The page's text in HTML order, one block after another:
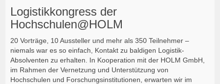
Logistikkongress der
Hochschulen@HOLM
20 Vorträge, 10 Aussteller und mehr als 350 Teilnehmer –
niemals war es so einfach, Kontakt zu baldigen Logistik-
Absolventen zu erhalten. In Kooperation mit der HOLM GmbH,
im Rahmen der Vernetzung und Unterstützung von
Hochschulen und Forschungsinstitutionen, erwarten wir im